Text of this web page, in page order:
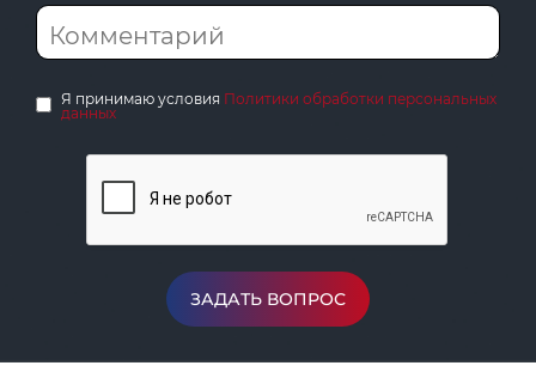
Я принимаю условия Политики обработки персональных
данных
ЗАДАТЬ ВОПРОС